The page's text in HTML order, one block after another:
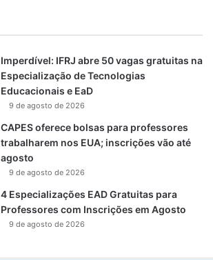
Imperdível: IFRJ abre 50 vagas gratuitas na
Especialização de Tecnologias
Educacionais e EaD
9 de agosto de 2026
CAPES oferece bolsas para professores
trabalharem nos EUA; inscrições vão até
agosto
9 de agosto de 2026
4 Especializações EAD Gratuitas para
Professores com Inscrições em Agosto
9 de agosto de 2026